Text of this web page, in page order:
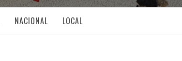
NACIONAL LOCAL